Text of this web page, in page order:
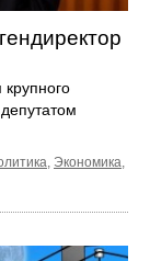
Экономика